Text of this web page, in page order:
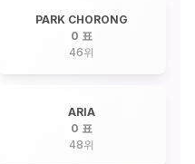
PARK CHORONG
0 표
46위
ARIA
0 표
48위